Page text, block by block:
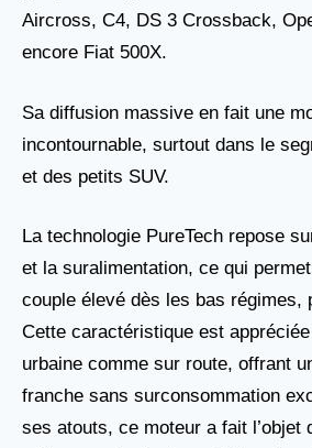
Aircross, C4, DS 3 Crossback,
encore Fiat 500X.
Sa diffusion massive en fait une
incontournable, surtout dans le
et des petits SUV.
La technologie PureTech repose
et la suralimentation, ce qui permet
couple élevé dès les bas régimes,
Cette caractéristique est
urbaine comme sur route, offrant
franche sans surconsommation
ses atouts, ce moteur a fait l’objet